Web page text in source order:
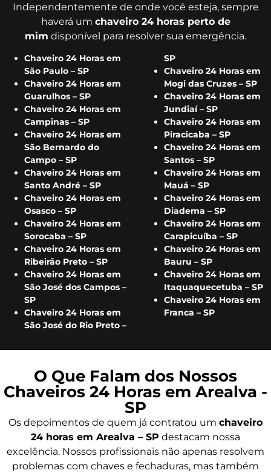
Independentemente de onde você esteja, sempre
haverá um chaveiro 24 horas perto de
mim disponível para resolver sua emergência.
Chaveiro 24 Horas em
São Paulo – SP
Chaveiro 24 Horas em
Guarulhos – SP
Chaveiro 24 Horas em
Campinas – SP
Chaveiro 24 Horas em
São Bernardo do
Campo – SP
Chaveiro 24 Horas em
Santo André – SP
Chaveiro 24 Horas em
Osasco – SP
Chaveiro 24 Horas em
Sorocaba – SP
Chaveiro 24 Horas em
Ribeirão Preto – SP
Chaveiro 24 Horas em
São José dos Campos –
SP
Chaveiro 24 Horas em
São José do Rio Preto –
SP
Chaveiro 24 Horas em
Mogi das Cruzes – SP
Chaveiro 24 Horas em
Jundiaí – SP
Chaveiro 24 Horas em
Piracicaba – SP
Chaveiro 24 Horas em
Santos – SP
Chaveiro 24 Horas em
Mauá – SP
Chaveiro 24 Horas em
Diadema – SP
Chaveiro 24 Horas em
Carapicuíba – SP
Chaveiro 24 Horas em
Bauru – SP
Chaveiro 24 Horas em
Itaquaquecetuba – SP
Chaveiro 24 Horas em
Franca – SP
O Que Falam dos Nossos
Chaveiros 24 Horas em Arealva -
SP
Os depoimentos de quem já contratou um chaveiro
24 horas em Arealva – SP destacam nossa
excelência. Nossos profissionais não apenas resolvem
problemas com chaves e fechaduras, mas também